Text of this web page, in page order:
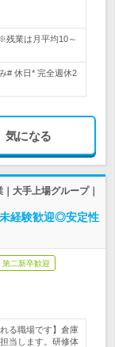
残業は月平均10～
# 休日* 完全週休2
気になる
大手上場グループ｜
経験歓迎◎安定性
第二新卒歓迎
る職場です】倉庫
当します。研修体